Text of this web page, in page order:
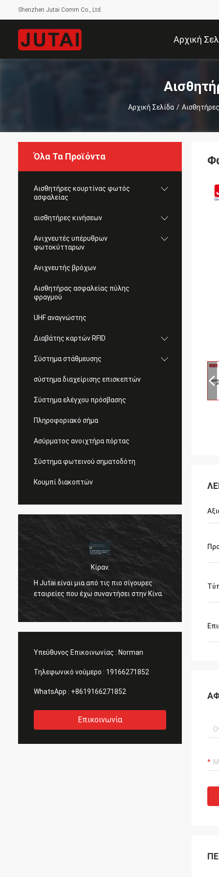
Shenzhen Jutai Comm Co., Ltd.
Αρχική
Αρχική Σελίδα /
Όλα Τα Προϊόντα
Αισθητήρες κουρτίνας φωτός
ασφαλείας
αισθητήρες κινήσεων
Ανιχνευτές υπέρυθρων
φωτοκύτταρων
Ανιχνευτής βρόχων
Αισθητήρας ασφαλείας πύλης
φραγμού
UHF αναγνώστης
Διαβάτης καρτών RFID
Σύστημα στάθμευσης
σύστημα διαχείρισης επισκεπτών
Σύστημα ελέγχου πρόσβασης
Πληροφοριακό σήμα
Ασύρματος ανοιχτήρα πόρτας
Σύστημα φωτεινού σηματοδότη
Κουμπί διακοπτών
Κίραν.
Η Jutai είναι μια από τις πιο σίγουρες
εταιρείες που έχω συναντήσει στην Κίνα.
σε
θα
Υπεύθυνος Επικοινωνίας : Norman
Τηλεφωνικό νούμερο : 19166271852
WhatsApp : +8619166271852
Επικοινωνία